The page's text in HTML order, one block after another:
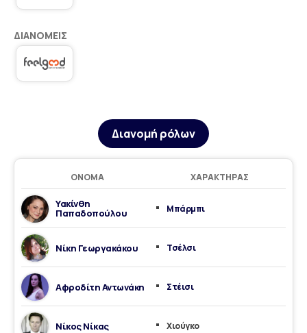
ΔΙΑΝΟΜΕΊΣ
Διανομή ρόλων
ΌΝΟΜΑ ΧΑΡΑΚΤΉΡΑΣ
Υακίνθη
Παπαδοπούλου Μπάρμπι
Νίκη Γεωργακάκου Τσέλσι
Αφροδίτη Αντωνάκη Στέισι
Νίκος Νίκας Χιούγκο